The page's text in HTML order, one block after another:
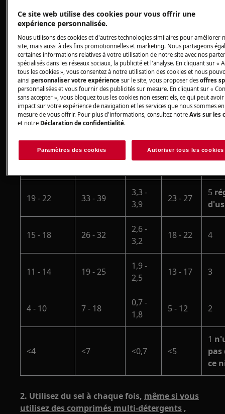
47 - 50 84 - 90 58 - 63
43 - 46 76 - 83
7,6 -
8,3
53 - 57 9
37 - 42 65 - 75
6,5 -
7,5
46 - 52 8
29 - 36 51 - 64
5.1 -
23 - 28 40 - 50
4,0 -
28 - 35 6
19 - 22 33 - 39
3,3 -
3,9
23 - 27
5
15 - 18 26 - 32
2,6 -
3,2
18 - 22 4
11 - 14 19 - 25
1,9 -
2,5
13 - 17 3
4 - 10 7 - 18
0,7 -
1,8
5 - 12 2
<4 <7 <0,7 <5
1
pas
ce
2. Utilisez du sel à chaque fois, même si vous
utilisez des comprimés multi-détergents ,
Ce site web utilise des cookies pour vous offrir une
expérience personnalisée.
Nous utilisons des cookies et d'autres technologies similaires pour améliorer
site, mais aussi à des fins promotionnelles et marketing. Nous partageons
certaines informations relatives à votre utilisation de notre site avec nos
spécialisés dans les réseaux sociaux, la publicité et l'analyse. En cliquant sur «
tous les cookies », vous consentez à notre utilisation des cookies et nous
ainsipersonnaliser votre expériencesur le site, vous proposer desoffres
personnalisées et vous fournir des publicités sur mesure. En cliquant sur «
sans accepter », vous bloquez tous les cookies non essentiels, ce qui peut
impact sur votre expérience de navigation et les services que nous sommes en
mesure de vous offrir. Pour plus d'informations, consultez notreAvis sur les
et notre Déclaration de confidentialité.
Paramètres des cookies Autoriser tous les cookies